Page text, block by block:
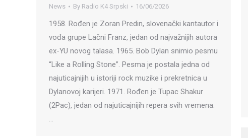
News By Radio K4 Srpski 16/06/2026
1958. Rođen je Zoran Predin, slovenački kantautor i
vođa grupe Lačni Franz, jedan od najvažnijih autora
ex-YU novog talasa. 1965. Bob Dylan snimio pesmu
“Like a Rolling Stone”. Pesma je postala jedna od
najuticajnijih u istoriji rock muzike i prekretnica u
Dylanovoj karijeri. 1971. Rođen je Tupac Shakur
(2Pac), jedan od najuticajnijih repera svih vremena.
…